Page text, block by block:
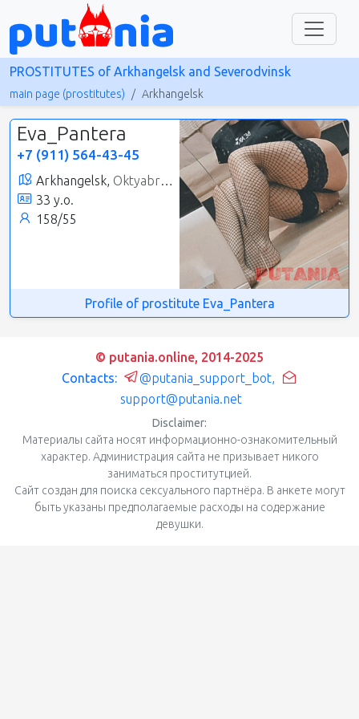
PROSTITUTES of Arkhangelsk and Severodvinsk
main page (prostitutes) Arkhangelsk
Eva_Pantera
+7 (911) 564-43-45
Arkhangelsk, Oktyabrsky
33 y.o.
158/55
Profile of prostitute Eva_Pantera
© putania.online, 2014-2025
Contacts:
@putania_support_bot,
support@putania.net
Disclaimer:
Материалы сайта носят информационно-ознакомительный
характер. Администрация сайта не призывает никого
заниматься проститутцией.
Сайт создан для поиска сексуального партнёра. В анкете могут
быть указаны предполагаемые расходы на содержание
девушки.